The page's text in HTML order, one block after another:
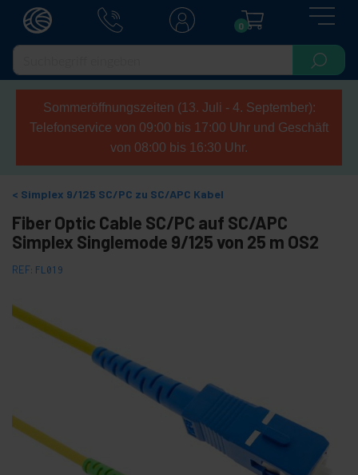
0
Sommeröffnungszeiten (13. Juli - 4. September):
Telefonservice von 09:00 bis 17:00 Uhr und Geschäft
von 08:00 bis 16:30 Uhr.
Simplex 9/125 SC/PC zu SC/APC Kabel
Fiber Optic Cable SC/PC auf SC/APC
Simplex Singlemode 9/125 von 25 m OS2
REF: FL019